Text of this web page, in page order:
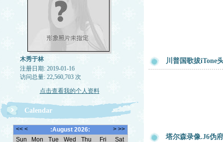
木秀于林
注册日期: 2019-01-16
访问总量: 22,560,703 次
点击查看我的个人资料
Calendar
川普国歌拔iTone
塔尔森录像.J6伪